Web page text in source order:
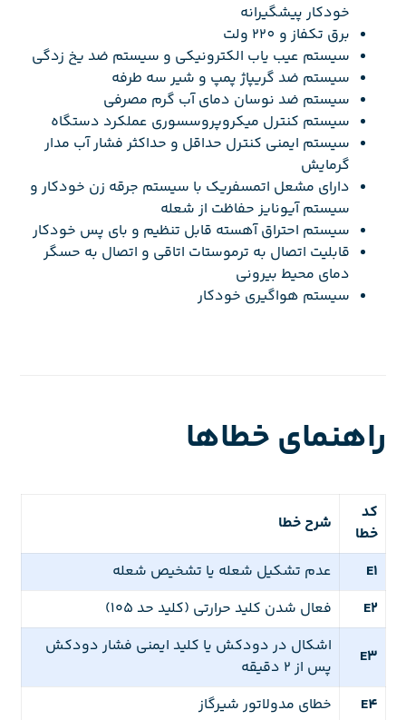
خودکار پیشگیرانه
برق تکفاز و 220 ولت
سیستم عیب یاب الکترونیکی و سیستم ضد یخ زدگی
سیستم ضد گریپاژ پمپ و شیر سه طرفه
سیستم ضد نوسان دمای آب گرم مصرفی
سیستم کنترل میکروپروسسوری عملکرد دستگاه
سیستم ایمنی کنترل حداقل و حداکثر فشار آب مدار
گرمایش
دارای مشعل اتمسفریک با سیستم جرقه زن خودکار و
سیستم آیونایز حفاظت از شعله
سیستم احتراق آهسته قابل تنظیم و بای پس خودکار
قابلیت اتصال به ترموستات اتاقی و اتصال به حسگر
دمای محیط بیرونی
سیستم هواگیری خودکار
راهنمای خطاها
کد
خطا
شرح خطا
E1
عدم تشکیل شعله یا تشخیص شعله
E2
فعال شدن کلید حرارتی (کلید حد ۱۰۵)
E3
اشکال در دودکش یا کلید ایمنی فشار دودکش
پس از ۲ دقیقه
E4
خطای مدولاتور شیرگاز